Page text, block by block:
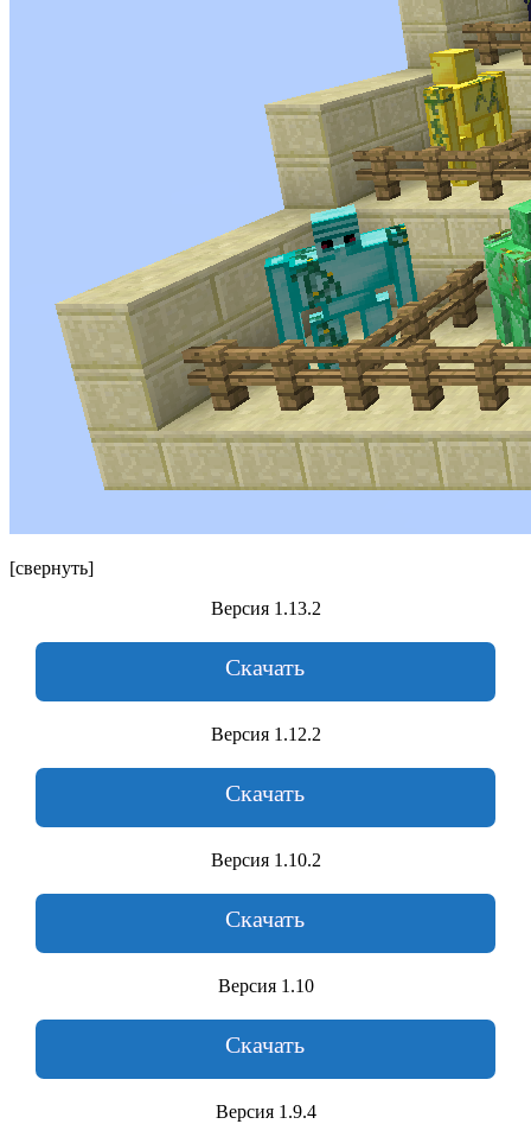
[свернуть]
Версия 1.13.2
Скачать
Версия 1.12.2
Скачать
Версия 1.10.2
Скачать
Версия 1.10
Скачать
Версия 1.9.4